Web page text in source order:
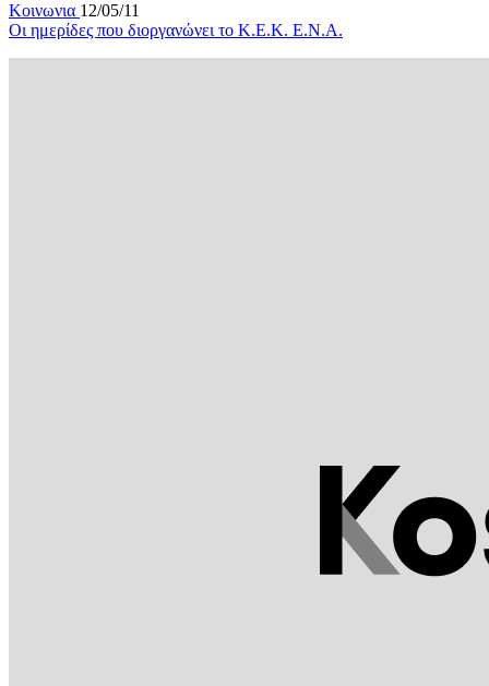
Κοινωνια 12/05/11
Oι ημερίδες που διοργανώνει το Κ.Ε.Κ. Ε.Ν.Α.